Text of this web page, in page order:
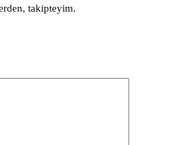
takipteyim.